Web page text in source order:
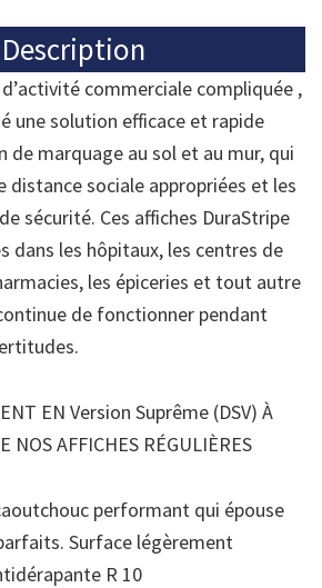
Description
commerciale compliquée ,
une solution efficace et rapide
de marquage au sol et au mur, qui
distance sociale appropriées et les
sécurité. Ces affiches DuraStripe
dans les hôpitaux, les centres de
les épiceries et tout autre
de fonctionner pendant
EN Version Suprême (DSV) À
NOS AFFICHES RÉGULIÈRES
performant qui épouse
Surface légèrement
R 10